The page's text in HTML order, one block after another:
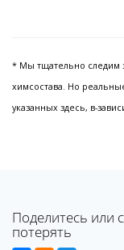
* Мы тщательно следим
химсостава. Но
указанных здесь, в-
Поделитесь или
потерять